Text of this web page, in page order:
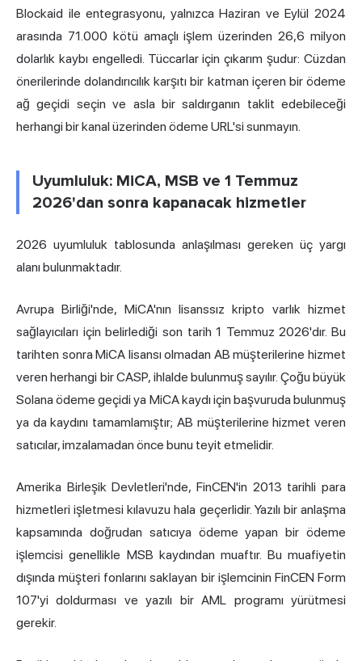
Blockaid ile entegrasyonu, yalnızca Haziran ve Eylül 2024
arasında 71.000 kötü amaçlı işlem üzerinden 26,6 milyon
dolarlık kaybı engelledi. Tüccarlar için çıkarım şudur: Cüzdan
önerilerinde dolandırıcılık karşıtı bir katman içeren bir ödeme
ağ geçidi seçin ve asla bir saldırganın taklit edebileceği
herhangi bir kanal üzerinden ödeme URL'si sunmayın.
Uyumluluk: MiCA, MSB ve 1 Temmuz
2026'dan sonra kapanacak hizmetler
2026 uyumluluk tablosunda anlaşılması gereken üç yargı
alanı bulunmaktadır.
Avrupa Birliği'nde, MiCA'nın lisanssız kripto varlık hizmet
sağlayıcıları için belirlediği son tarih 1 Temmuz 2026'dır. Bu
tarihten sonra MiCA lisansı olmadan AB müşterilerine hizmet
veren herhangi bir CASP, ihlalde bulunmuş sayılır. Çoğu büyük
Solana ödeme geçidi ya MiCA kaydı için başvuruda bulunmuş
ya da kaydını tamamlamıştır; AB müşterilerine hizmet veren
satıcılar, imzalamadan önce bunu teyit etmelidir.
Amerika Birleşik Devletleri'nde, FinCEN'in 2013 tarihli para
hizmetleri işletmesi kılavuzu hala geçerlidir. Yazılı bir anlaşma
kapsamında doğrudan satıcıya ödeme yapan bir ödeme
işlemcisi genellikle MSB kaydından muaftır. Bu muafiyetin
dışında müşteri fonlarını saklayan bir işlemcinin FinCEN Form
107'yi doldurması ve yazılı bir AML programı yürütmesi
gerekir.